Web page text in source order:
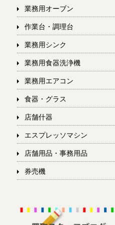
業務用オーブン
作業台・調理台
業務用シンク
業務用食器洗浄機
業務用エアコン
食器・グラス
店舗什器
エスプレッソマシン
店舗用品・事務用品
券売機